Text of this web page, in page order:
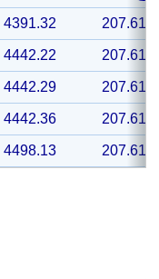
4391.32 207.61
4442.22 207.61
4442.29 207.61
4442.36 207.61
4498.13 207.61